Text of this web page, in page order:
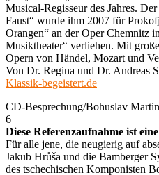
Musical-Regisseur des Jahres.
Faust“ wurde ihm 2007 für
Orangen“ an der Oper Chemnitz
Musiktheater“ verliehen. Mit
Opern von Händel, Mozart und
Von Dr. Regina und Dr. Andreas
Klassik-begeistert.de
CD-Besprechung/Bohuslav
6
Diese Referenzaufnahme ist
Für alle jene, die neugierig auf
Jakub Hrůša und die Bamberger
des tschechischen Komponisten